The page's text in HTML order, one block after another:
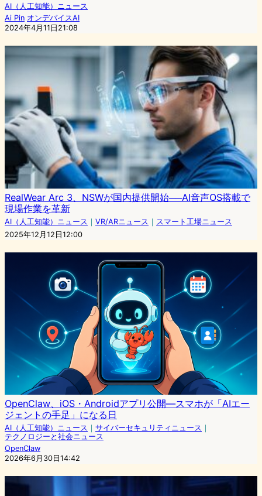
AI（人工知能）ニュース
Ai Pin オンデバイスAI
2024年4月11日21:08
RealWear Arc 3、NSWが国内提供開始──AI音声OS搭載で
現場作業を革新
AI（人工知能）ニュース ｜ VR/ARニュース ｜ スマート工場ニュース
2025年12月12日12:00
OpenClaw、iOS・Androidアプリ公開—スマホが「AIエー
ジェントの手足」になる日
AI（人工知能）ニュース ｜ サイバーセキュリティニュース ｜
テクノロジーと社会ニュース
OpenClaw
2026年6月30日14:42